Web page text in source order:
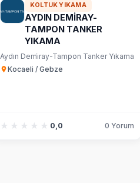
KOLTUK YIKAMA
AYDIN DEMİRAY-
TAMPON TANKER
YIKAMA
Aydın Demi̇ray-Tampon Tanker Yıkama
Kocaeli / Gebze
★★★★★
★★★★★ 0,0 0 Yorum